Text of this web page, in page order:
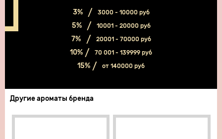
3% 3000 - 10000 руб
5% 10001 - 20000 руб
7% 20001 - 70000 руб
10% 70 001 - 139999 руб
15% от 140000 руб
Другие ароматы бренда